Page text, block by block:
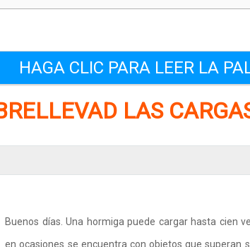
HAGA CLIC PARA LEER LA
LAS
Buenos días. Una hormiga puede cargar hasta cien
en ocasiones se encuentra con objetos que superan